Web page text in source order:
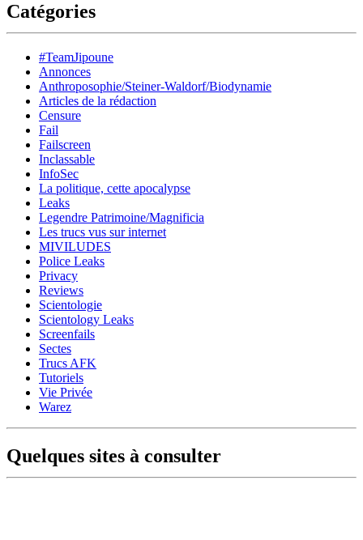
Catégories
#TeamJipoune
Annonces
Anthroposophie/Steiner-Waldorf/Biodynamie
Articles de la rédaction
Censure
Fail
Failscreen
Inclassable
InfoSec
La politique, cette apocalypse
Leaks
Legendre Patrimoine/Magnificia
Les trucs vus sur internet
MIVILUDES
Police Leaks
Privacy
Reviews
Scientologie
Scientology Leaks
Screenfails
Sectes
Trucs AFK
Tutoriels
Vie Privée
Warez
Quelques sites à consulter